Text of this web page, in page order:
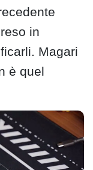
in
Magari
è quel